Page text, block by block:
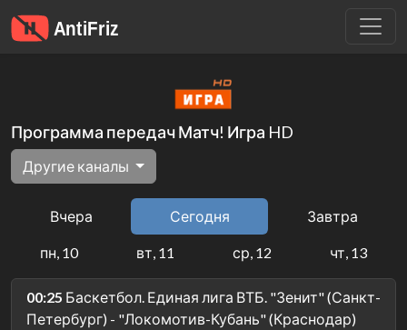
Программа передач Матч! Игра HD
Другие каналы
Вчера Сегодня Завтра
пн, 10 вт, 11 ср, 12 чт, 13
00:25 Баскетбол. Единая лига ВТБ. "Зенит" (Санкт-
Петербург) - "Локомотив-Кубань" (Краснодар)